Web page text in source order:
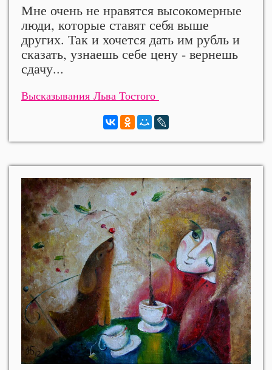
Мне очень не нравятся высокомерные
люди, которые ставят себя выше
других. Так и хочется дать им рубль и
сказать, узнаешь себе цену - вернешь
сдачу...
Высказывания Льва Тостого